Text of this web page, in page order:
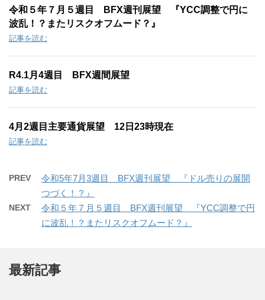
令和５年７月５週目 BFX週刊展望 『YCC調整で円に
波乱！？またリスクオフムード？』
記事を読む
R4.1月4週目 BFX週間展望
記事を読む
4月2週目主要通貨展望 12日23時現在
記事を読む
PREV
令和5年7月3週目 BFX週刊展望 『ドル売りの展開
つづく！？』
NEXT
令和５年７月５週目 BFX週刊展望 『YCC調整で円
に波乱！？またリスクオフムード？』
最新記事